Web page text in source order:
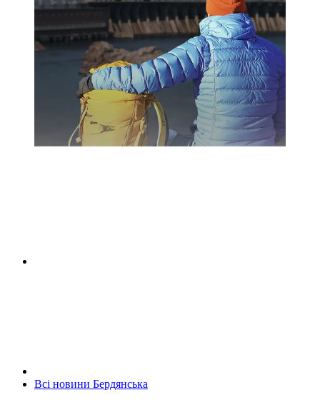
Всі новини Бердянська